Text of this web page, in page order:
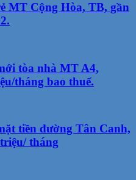
MT Cộng Hòa, TB, gần
tòa nhà MT A4,
tháng bao thuế.
tiền đường Tân Canh,
tháng